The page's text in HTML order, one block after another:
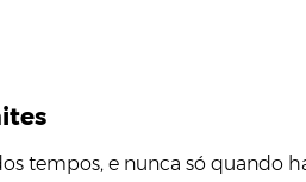
tempos, e nunca só quando